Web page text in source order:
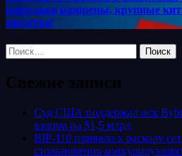
кошельки разорены, крупные
средства!
Найти:
Свежие записи
Суд США поддержал иск
взлома на $1,5 млрд
BIP-110 привело к расколу
столкновения